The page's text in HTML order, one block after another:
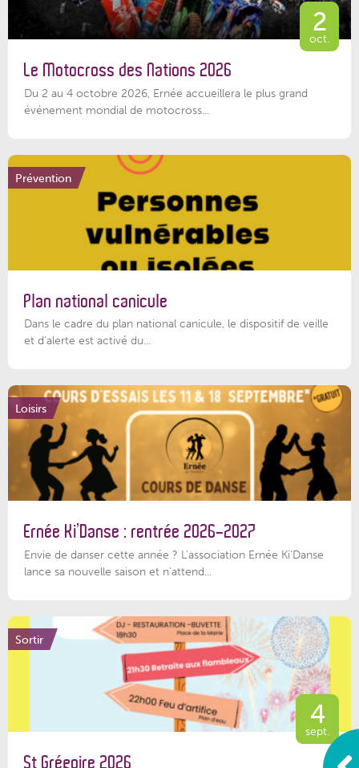
2
oct.
Le Motocross des Nations 2026
Du 2 au 4 octobre 2026, Ernée accueillera le plus grand
événement mondial de motocross...
Prévention
Plan national canicule
Dans le cadre du plan national canicule, le dispositif de veille
et d’alerte est activé du...
Loisirs
Ernée Ki’Danse : rentrée 2026-2027
Envie de danser cette année ? L'association Ernée Ki'Danse
lance sa nouvelle saison et n'attend...
Sortir
4
sept.
St Grégoire 2026